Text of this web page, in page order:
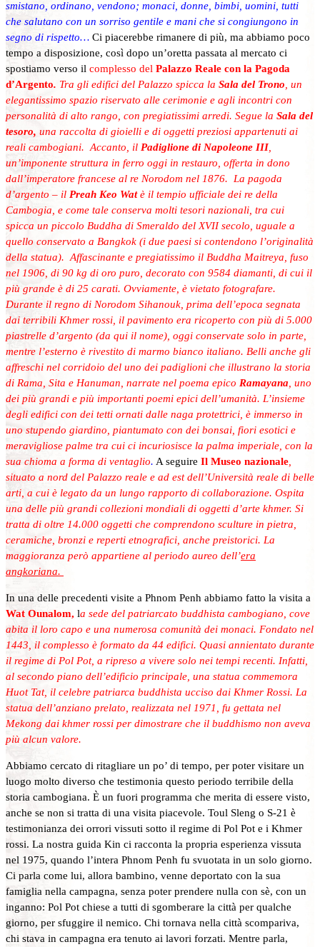
smistano, ordinano, vendono; monaci, donne, bimbi, uomini, tutti
che salutano con un sorriso gentile e mani che si congiungono in
segno di rispetto… Ci piacerebbe rimanere di più, ma abbiamo poco
tempo a disposizione, così dopo un’oretta passata al mercato ci
spostiamo verso il complesso del Palazzo Reale con la Pagoda
d’Argento. Tra gli edifici del Palazzo spicca la Sala del Trono un
elegantissimo spazio riservato alle cerimonie e agli incontri con
personalità di alto rango, con pregiatissimi arredi. Segue la Sala del
tesoro, una raccolta di gioielli e di oggetti preziosi appartenuti ai
reali cambogiani. Accanto, il Padiglione di Napoleone III,
un’imponente struttura in ferro oggi in restauro, offerta in dono
dall’imperatore francese al re Norodom nel 1876. La pagoda
d’argento – il Preah Keo Watè il tempio ufficiale dei re della
Cambogia, e come tale conserva molti tesori nazionali, tra cui
spicca un piccolo Buddha di Smeraldo del XVII secolo, uguale a
quello conservato a Bangkok (i due paesi si contendono l’originalità
della statua). Affascinante e pregiatissimo il Buddha Maitreya, fuso
nel 1906, di 90 kg di oro puro, decorato con 9584 diamanti, di cui il
più grande è di 25 carati. Ovviamente, è vietato fotografare.
Durante il regno di Norodom Sihanouk, prima dell’epoca segnata
dai terribili Khmer rossi, il pavimento era ricoperto con più di 5.000
piastrelle d’argento (da qui il nome), oggi conservate solo in parte,
mentre l’esterno è rivestito di marmo bianco italiano. Belli anche gli
affreschi nel corridoio del uno dei padiglioni che illustrano la storia
di Rama, Sita e Hanuman, narrate nel poema epico Ramayana , uno
dei più grandi e più importanti poemi epici dell’umanità. L’insieme
degli edifici con dei tetti ornati dalle naga protettrici, è immerso in
uno stupendo giardino, piantumato con dei bonsai, fiori esotici e
meravigliose palme tra cui ci incuriosisce la palma imperiale, con la
sua chioma a forma di ventaglio. A seguire Il Museo nazionale
situato a nord del Palazzo reale e ad est dell’Università reale di belle
arti, a cui è legato da un lungo rapporto di collaborazione. Ospita
una delle più grandi collezioni mondiali di oggetti d’arte khmer. Si
tratta di oltre 14.000 oggetti che comprendono sculture in pietra,
ceramiche, bronzi e reperti etnografici, anche preistorici. La
maggioranza però appartiene al periodo aureo dell’era
angkoriana.
In una delle precedenti visite a Phnom Penh abbiamo fatto la visita a
Wat Ounalom, la sede del patriarcato buddhista cambogiano, cove
abita il loro capo e una numerosa comunità dei monaci. Fondato nel
1443, il complesso è formato da 44 edifici. Quasi annientato durante
il regime di Pol Pot, a ripreso a vivere solo nei tempi recenti. Infatti,
al secondo piano dell’edificio principale, una statua commemora
Huot Tat, il celebre patriarca buddhista ucciso dai Khmer Rossi. La
statua dell’anziano prelato, realizzata nel 1971, fu gettata nel
Mekong dai khmer rossi per dimostrare che il buddhismo non aveva
più alcun valore.
Abbiamo cercato di ritagliare un po’ di tempo, per poter visitare un
luogo molto diverso che testimonia questo periodo terribile della
storia cambogiana. È un fuori programma che merita di essere visto,
anche se non si tratta di una visita piacevole. Toul Sleng o S-21 è
testimonianza dei orrori vissuti sotto il regime di Pol Pot e i Khmer
rossi. La nostra guida Kin ci racconta la propria esperienza vissuta
nel 1975, quando l’intera Phnom Penh fu svuotata in un solo giorno.
Ci parla come lui, allora bambino, venne deportato con la sua
famiglia nella campagna, senza poter prendere nulla con sè, con un
inganno: Pol Pot chiese a tutti di sgomberare la città per qualche
giorno, per sfuggire il nemico. Chi tornava nella città scompariva,
chi stava in campagna era tenuto ai lavori forzati. Mentre parla,